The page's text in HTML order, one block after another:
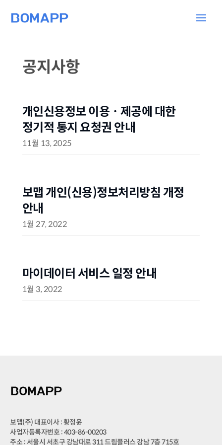
공지사항
개인신용정보 이용ㆍ제공에 대한
정기적 통지 요청권 안내
11월 13, 2025
보맵 개인(신용)정보처리방침 개정
안내
1월 27, 2022
마이데이터 서비스 일정 안내
1월 3, 2022
보맵(주) 대표이사 : 황정윤
사업자등록자번호 : 403-86-00203
주소 : 서울시 서초구 강남대로 311 드림플러스 강남 7층 715호